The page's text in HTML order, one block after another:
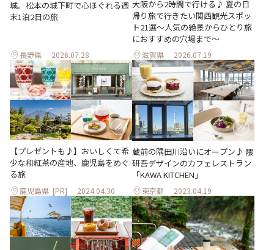
城。松本の城下町で心ほぐれる週
末1泊2日の旅
長野県 2026.07.28
大阪から2時間で行ける♪ 夏の日
帰り旅で行きたい関西観光スポッ
ト21選～人気の絶景からひとり旅
におすすめの穴場まで～
滋賀県 2026.07.19
【プレゼントも♪】おいしくて希
少な和紅茶の産地、鹿児島をめぐ
る旅
鹿児島県 [PR] 2024.04.30
蔵前の隅田川沿いにオープン♪ 隈
研吾デザインのカフェレストラン
「KAWA KITCHEN」
東京都 2023.04.19